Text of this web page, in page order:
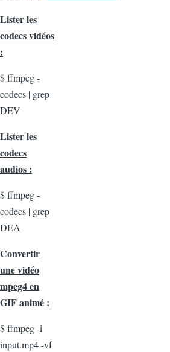
Lister les
codecs vidéos
:
$ ffmpeg -
codecs | grep
DEV
Lister les
codecs
audios :
$ ffmpeg -
codecs | grep
DEA
Convertir
une vidéo
mpeg4 en
GIF animé :
$ ffmpeg -i
input.mp4 -vf